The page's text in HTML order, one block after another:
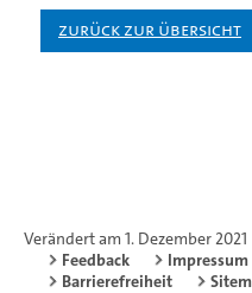
Zurück zur Übersicht
Verändert am 1. Dezember 2021
Feedback
Impressum
Barrierefreiheit